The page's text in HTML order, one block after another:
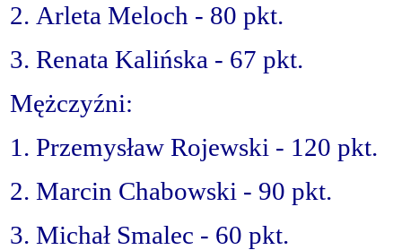
2. Arleta Meloch - 80 pkt.
3. Renata Kalińska - 67 pkt.
Mężczyźni:
1. Przemysław Rojewski - 120 pkt.
2. Marcin Chabowski - 90 pkt.
3. Michał Smalec - 60 pkt.